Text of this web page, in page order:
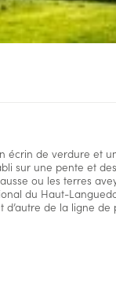
écrin de verdure et
sur une pente et
ou les terres
du Haut-
de la ligne de